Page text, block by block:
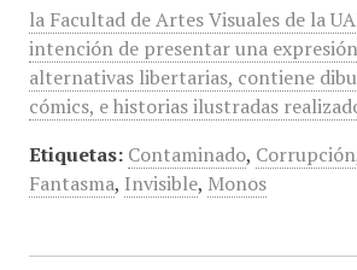
la Facultad de Artes Visuales de la
intención de presentar una
alternativas libertarias, contiene
cómics, e historias ilustradas
Etiquetas: Contaminado, Corrupción
Fantasma, Invisible, Monos